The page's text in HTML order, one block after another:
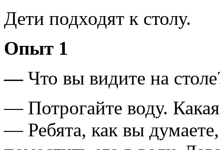
Дети подходят к столу.
Опыт 1
— Что вы видите на
— Потрогайте воду.
— Ребята, как вы